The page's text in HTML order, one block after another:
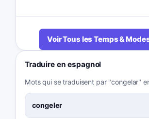
Voir Tous les Temps &
Traduire en espagnol
Mots qui se traduisent par "congelar"
congeler